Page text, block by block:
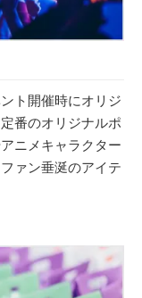
ト開催時にオリジ
番のオリジナルポ
ニメキャラクター
ァン垂涎のアイテ